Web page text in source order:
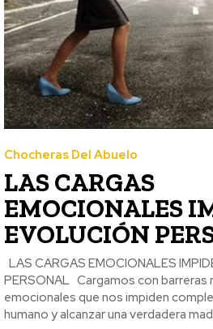
Chocheras Del Abuelo
LAS CARGAS
EMOCIONALES
EVOLUCIÓN
PERSONAL Cargamos con barreras mentales y
emocionales que nos impiden
humano y alcanzar una verdadera